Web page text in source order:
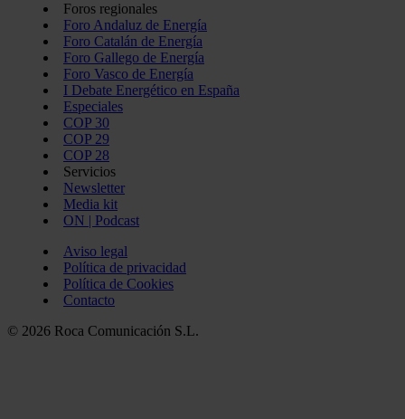
Foros regionales
Foro Andaluz de Energía
Foro Catalán de Energía
Foro Gallego de Energía
Foro Vasco de Energía
I Debate Energético en España
Especiales
COP 30
COP 29
COP 28
Servicios
Newsletter
Media kit
ON | Podcast
Aviso legal
Política de privacidad
Política de Cookies
Contacto
© 2026 Roca Comunicación S.L.